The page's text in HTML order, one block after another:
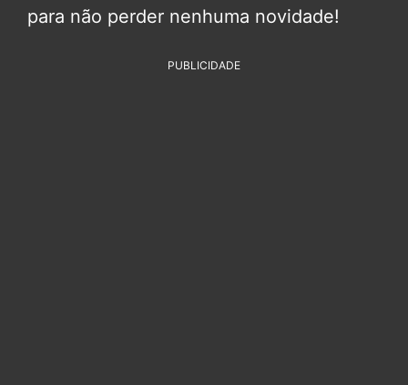
para não perder nenhuma novidade!
PUBLICIDADE